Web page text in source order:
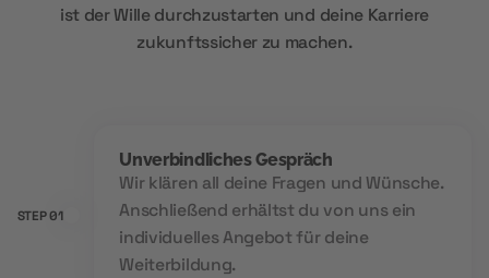
ist der Wille durchzustarten und deine Karriere
zukunftssicher zu machen.
STEP 01
Unverbindliches Gespräch
Wir klären all deine Fragen und Wünsche.
Anschließend erhältst du von uns ein
individuelles Angebot für deine
Weiterbildung.